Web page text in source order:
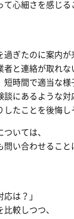
て心細さを感じ
過ぎたのに案内が
者と連絡が取れな
短時間で適当な様
談にあるような対
したことを後悔し
いては、
い合わせること
応は？」
較しつつ、